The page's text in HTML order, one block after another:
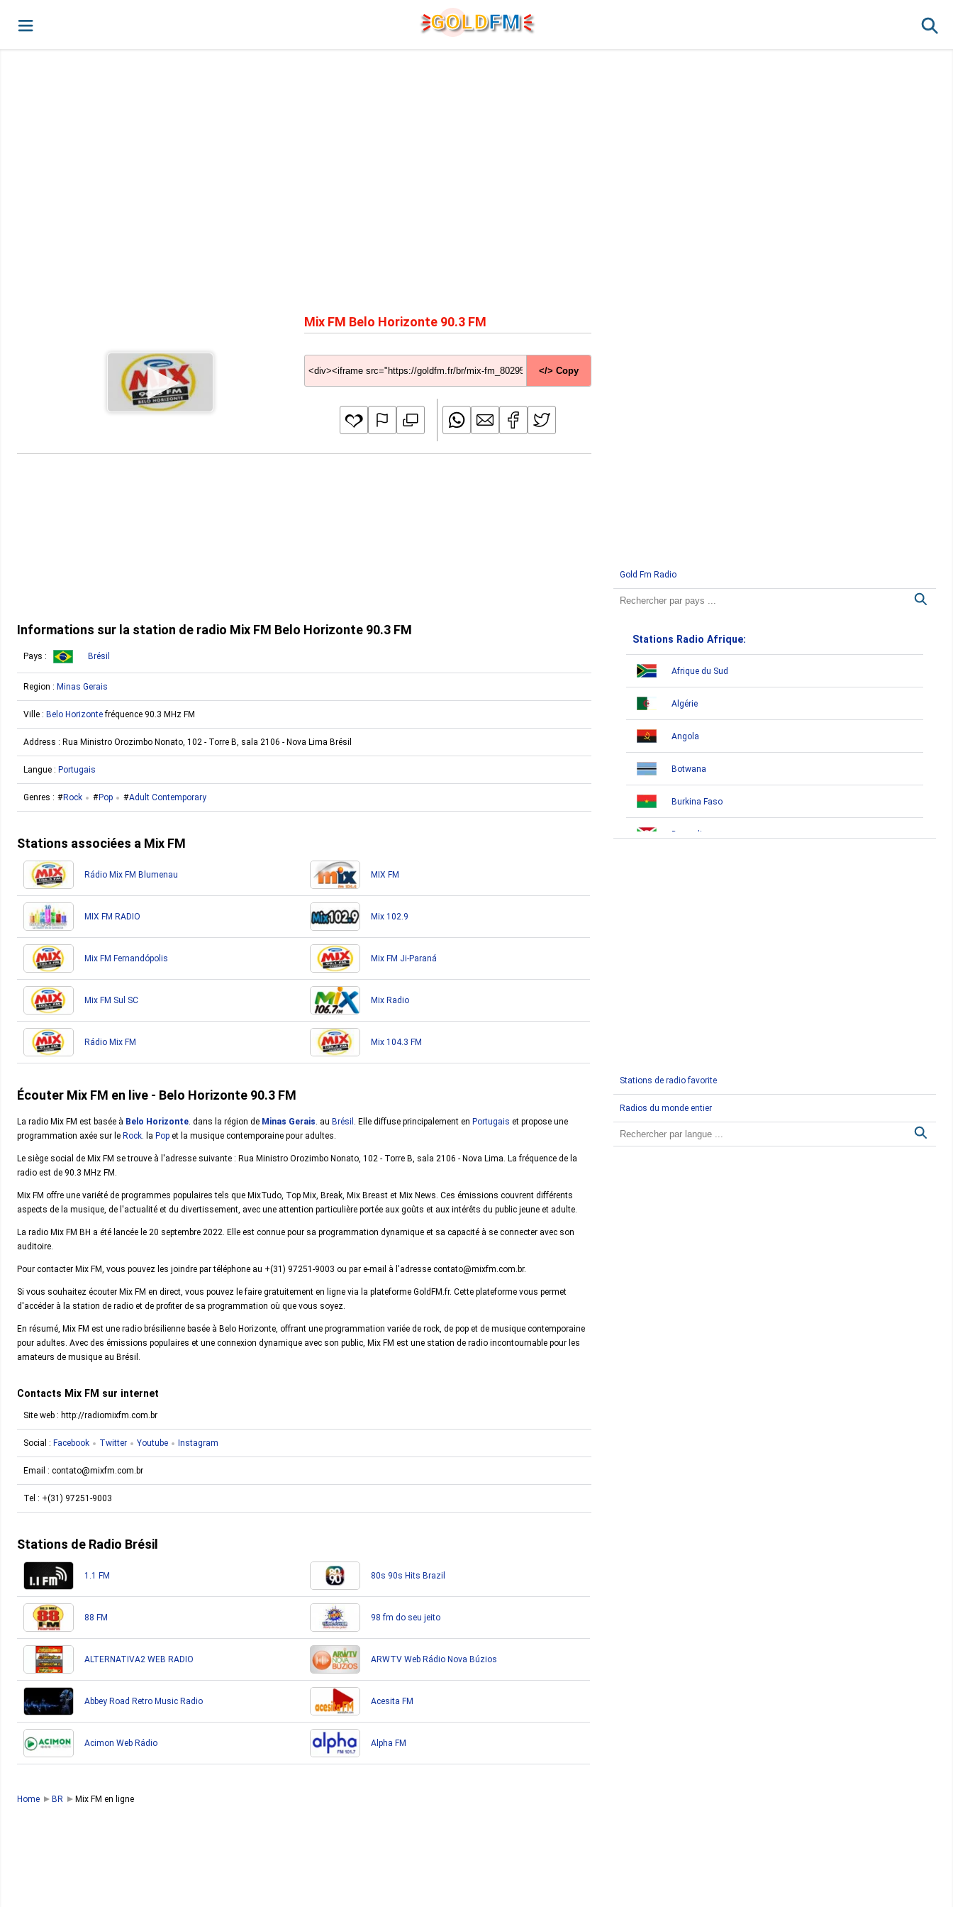
GOLDFM
Mix FM Belo Horizonte 90.3 FM
</> Copy
Informations sur la station de radio Mix FM Belo Horizonte 90.3 FM
Pays : Brésil
Region : Minas Gerais
Ville : Belo Horizontefréquence 90.3 MHz FM
Address : Rua Ministro Orozimbo Nonato, 102 - Torre B, sala 2106 - Nova Lima Brésil
Langue : Portugais
Genres : Rock Pop Adult Contemporary
Stations associées a Mix FM
Rádio Mix FM Blumenau MIX FM
MIX FM RADIO Mix 102.9
Mix FM Fernandópolis Mix FM Ji-Paraná
Mix FM Sul SC Mix Radio
Rádio Mix FM Mix 104.3 FM
Écouter Mix FM en live - Belo Horizonte 90.3 FM
La radio Mix FM est basée à Belo Horizonte. dans la région de Minas Gerais. au Brésil . Elle diffuse principalement en Portugais et propose une
programmation axée sur le Rock. la Pop et la musique contemporaine pour adultes.
Le siège social de Mix FM se trouve à l'adresse suivante : Rua Ministro Orozimbo Nonato, 102 - Torre B, sala 2106 - Nova Lima. La fréquence de la
radio est de 90.3 MHz FM.
Mix FM offre une variété de programmes populaires tels que MixTudo, Top Mix, Break, Mix Breast et Mix News. Ces émissions couvrent différents
aspects de la musique, de l'actualité et du divertissement, avec une attention particulière portée aux goûts et aux intérêts du public jeune et adulte.
La radio Mix FM BH a été lancée le 20 septembre 2022. Elle est connue pour sa programmation dynamique et sa capacité à se connecter avec son
auditoire.
Pour contacter Mix FM, vous pouvez les joindre par téléphone au +(31) 97251-9003 ou par e-mail à l'adresse contato@mixfm.com.br.
Si vous souhaitez écouter Mix FM en direct, vous pouvez le faire gratuitement en ligne via la plateforme GoldFM.fr. Cette plateforme vous permet
d'accéder à la station de radio et de profiter de sa programmation où que vous soyez.
En résumé, Mix FM est une radio brésilienne basée à Belo Horizonte, offrant une programmation variée de rock, de pop et de musique contemporaine
pour adultes. Avec des émissions populaires et une connexion dynamique avec son public, Mix FM est une station de radio incontournable pour les
amateurs de musique au Brésil.
Contacts Mix FM sur internet
Site web : http://radiomixfm.com.br
Social : Facebook Twitter Youtube Instagram
Email : contato@mixfm.com.br
Tel : +(31) 97251-9003
Stations de Radio Brésil
1.1 FM 80s 90s Hits Brazil
88 FM 98 fm do seu jeito
ALTERNATIVA2 WEB RADIO ARWTV Web Rádio Nova Búzios
Abbey Road Retro Music Radio Acesita FM
Acimon Web Rádio Alpha FM
Gold Fm Radio
Stations Radio Afrique:
Afrique du Sud
Algérie
Angola
Botwana
Burkina Faso
Burundi
Egypte
Stations de radio favorite
Radios du monde entier
Home BR Mix FM en ligne